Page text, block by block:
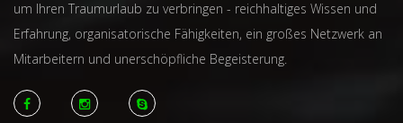
um Ihren Traumurlaub zu verbringen - reichhaltiges Wissen und
Erfahrung, organisatorische Fähigkeiten, ein großes Netzwerk an
Mitarbeitern und unerschöpfliche Begeisterung.